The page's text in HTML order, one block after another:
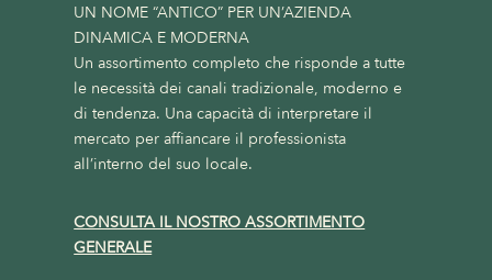
UN NOME “ANTICO” PER UN’AZIENDA
DINAMICA E MODERNA
Un assortimento completo che risponde a tutte
le necessità dei canali tradizionale, moderno e
di tendenza. Una capacità di interpretare il
mercato per affiancare il professionista
all’interno del suo locale.
CONSULTA IL NOSTRO ASSORTIMENTO
GENERALE